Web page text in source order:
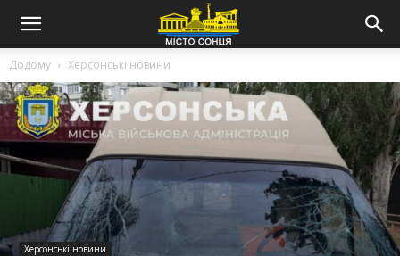
Додому Херсонські новини
Херсонські новини